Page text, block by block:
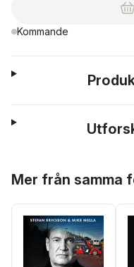
Kommande
Mer från samma